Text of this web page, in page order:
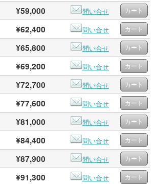
¥59,000
問い合せ
¥62,400
問い合せ
¥65,800
問い合せ
¥69,200
問い合せ
¥72,700
問い合せ
¥77,600
問い合せ
¥81,000
問い合せ
¥84,400
問い合せ
¥87,900
問い合せ
¥91,300
問い合せ